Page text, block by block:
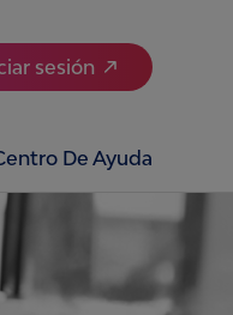
sesión
De Ayuda